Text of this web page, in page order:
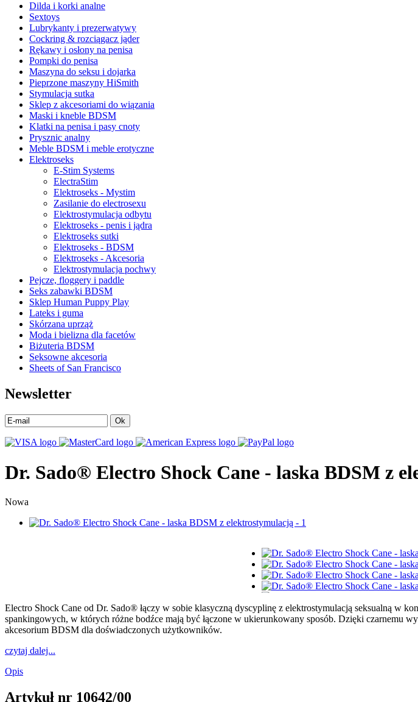
Dilda i korki analne
Sextoys
Lubrykanty i prezerwatywy
Cockring & rozciągacz jąder
Rękawy i osłony na penisa
Pompki do penisa
Maszyna do seksu i dojarka
Pieprzone maszyny HiSmith
Stymulacja sutka
Sklep z akcesoriami do wiązania
Maski i kneble BDSM
Klatki na penisa i pasy cnoty
Prysznic analny
Meble BDSM i meble erotyczne
Elektroseks
E-Stim Systems
ElectraStim
Elektroseks - Mystim
Zasilanie do electrosexu
Elektrostymulacja odbytu
Elektroseks - penis i jądra
Elektroseks sutki
Elektroseks - BDSM
Elektroseks - Akcesoria
Elektrostymulacja pochwy
Pejcze, floggery i paddle
Seks zabawki BDSM
Sklep Human Puppy Play
Lateks i guma
Skórzana uprząż
Moda i bielizna dla facetów
Biżuteria BDSM
Seksowne akcesoria
Sheets of San Francisco
Newsletter
Ok
Dr. Sado® Electro Shock Cane - laska BDSM z
Nowa
Electro Shock Cane od Dr. Sado® łączy w sobie klasyczną dyscyplinę z elektrostymulacją seksualną w
spankingowych, w których różne bodźce mają być łączone w ukierunkowany sposób. Dzięki czarnemu
akcesorium BDSM dla doświadczonych użytkowników.
czytaj dalej...
Opis
Artykuł nr 10642/00